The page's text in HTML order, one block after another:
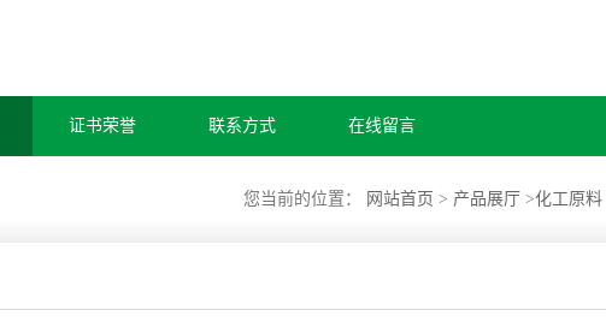
证书荣誉 联系方式 在线留言
您当前的位置： 网站首页 > 产品展厅 >化工原料